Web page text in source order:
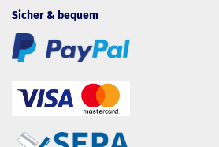
Sicher & bequem